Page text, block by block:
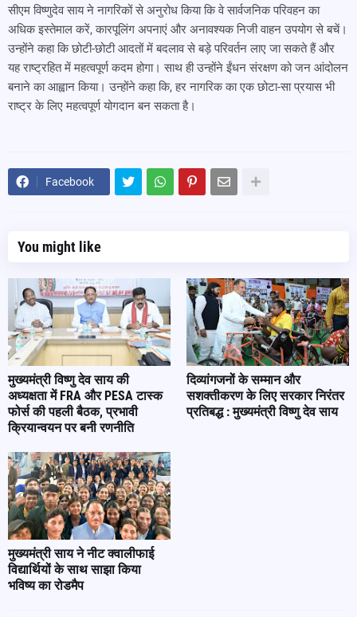
सीएम विष्णुदेव साय ने नागरिकों से अनुरोध किया कि वे सार्वजनिक परिवहन का
अधिक इस्तेमाल करें, कारपूलिंग अपनाएं और अनावश्यक निजी वाहन उपयोग से बचें।
उन्होंने कहा कि छोटी-छोटी आदतों में बदलाव से बड़े परिवर्तन लाए जा सकते हैं और
यह राष्ट्रहित में महत्वपूर्ण कदम होगा। साथ ही उन्होंने ईंधन संरक्षण को जन आंदोलन
बनाने का आह्वान किया। उन्होंने कहा कि, हर नागरिक का एक छोटा-सा प्रयास भी
राष्ट्र के लिए महत्वपूर्ण योगदान बन सकता है।
Facebook
You might like
मुख्यमंत्री विष्णु देव साय की
अध्यक्षता में FRA और PESA टास्क
फोर्स की पहली बैठक, प्रभावी
क्रियान्वयन पर बनी रणनीति
दिव्यांगजनों के सम्मान और
सशक्तीकरण के लिए सरकार निरंतर
प्रतिबद्ध : मुख्यमंत्री विष्णु देव साय
मुख्यमंत्री साय ने नीट क्वालीफाई
विद्यार्थियों के साथ साझा किया
भविष्य का रोडमैप